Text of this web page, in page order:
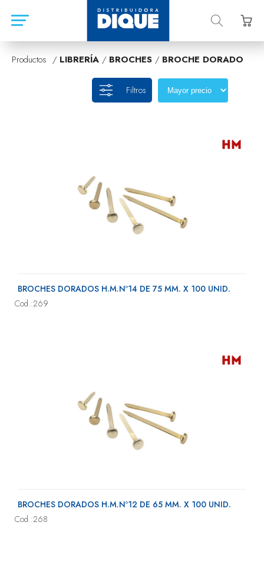
Productos / LIBRERÍA / BROCHES / BROCHE DORADO
Filtros
BROCHES DORADOS H.M.Nº14 DE 75 MM. X 100 UNID.
Cod.:269
BROCHES DORADOS H.M.Nº12 DE 65 MM. X 100 UNID.
Cod.:268